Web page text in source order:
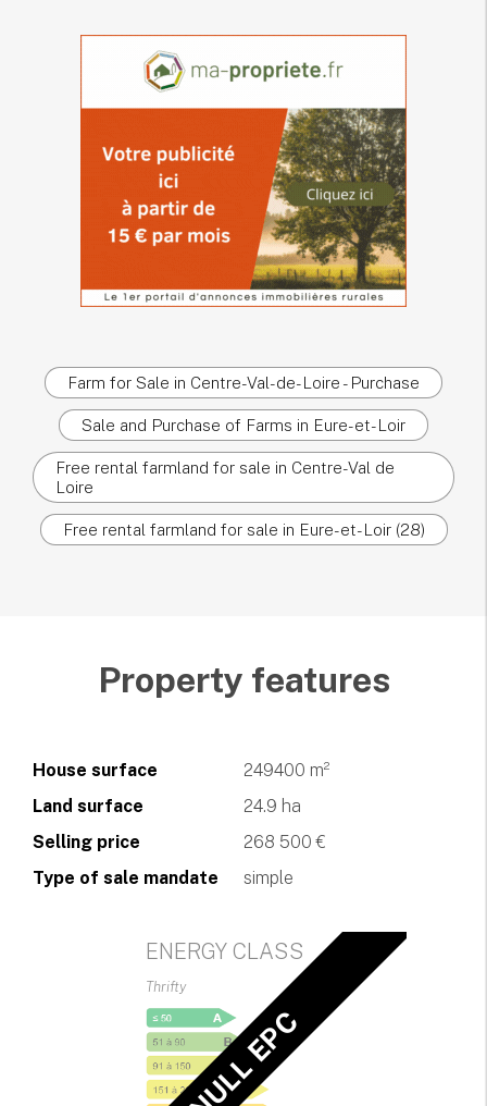
Farm for Sale in Centre-Val-de-Loire - Purchase
Sale and Purchase of Farms in Eure-et-Loir
Free rental farmland for sale in Centre-Val de
Loire
Free rental farmland for sale in Eure-et-Loir (28)
Property features
House surface
249400 m²
Land surface
24.9 ha
Selling price
268 500 €
Type of sale mandate
simple
ENERGY CLASS
Thrifty
NULL EPC